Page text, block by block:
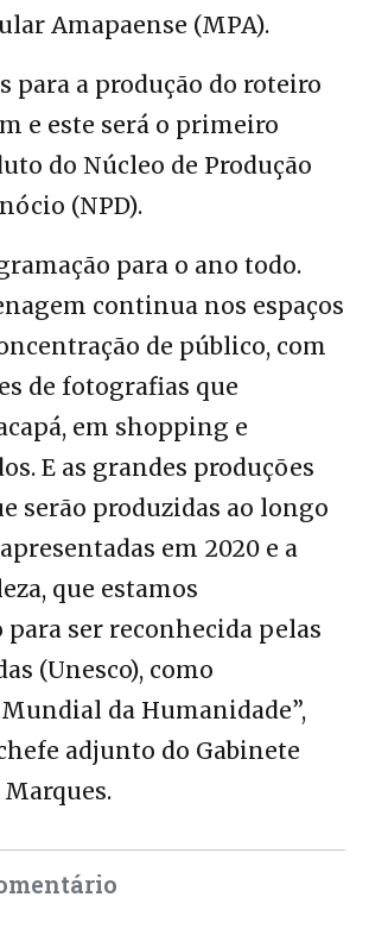
Amapaense (MPA).
para a produção do roteiro
e este será o primeiro
do Núcleo de Produção
(NPD).
para o ano todo.
continua nos espaços
de público, com
de fotografias que
em shopping e
E as grandes produções
serão produzidas ao longo
em 2020 e a
que estamos
ser reconhecida pelas
(Unesco), como
da Humanidade”,
adjunto do Gabinete